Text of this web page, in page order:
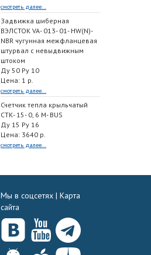
смотреть далее...
Задвижка шиберная
ВЭЛСТОК VA- 013- 01- HW(N)-
NBR чугунная межфланцевая
штурвал с невыдвижным
штоком
Ду 50 Ру 10
Цена: 1 р.
смотреть далее...
Счетчик тепла крыльчатый
СТК- 15- 0, 6 M- BUS
Ду 15 Ру 16
Цена: 3640 р.
смотреть далее...
Мы в соцсетях | Карта
сайта